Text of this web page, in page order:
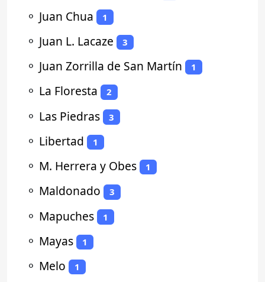
⚬ Juan Chua 1
⚬ Juan L. Lacaze 3
⚬ Juan Zorrilla de San Martín 1
⚬ La Floresta 2
⚬ Las Piedras 3
⚬ Libertad 1
⚬ M. Herrera y Obes 1
⚬ Maldonado 3
⚬ Mapuches 1
⚬ Mayas 1
⚬ Melo 1